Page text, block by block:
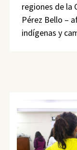
regiones de la
Pérez Bello –
indígenas y